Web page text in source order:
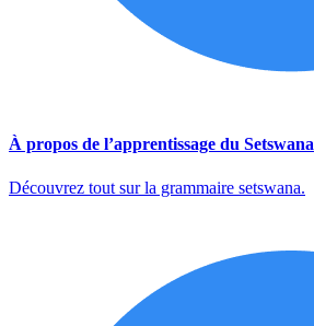
À propos de l’apprentissage du Setswana
Découvrez tout sur la grammaire setswana.